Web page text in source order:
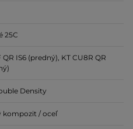
25C
QR IS6 (predný), KT CU8R QR
Density
kompozit / oceľ